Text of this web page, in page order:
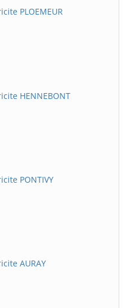
PLOEMEUR
HENNEBONT
PONTIVY
AURAY